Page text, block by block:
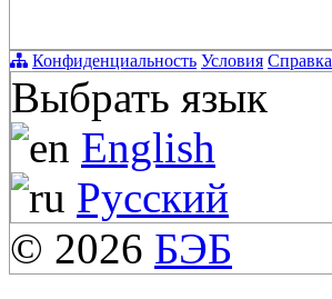
Конфиденциальность Условия Справка
Выбрать язык
English
Русский
© 2026 БЭБ